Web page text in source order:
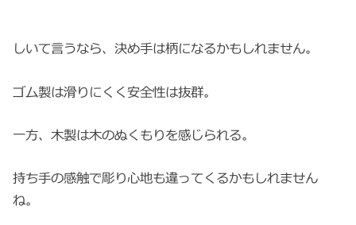
しいて言うなら、決め手は柄になるかもしれません。
ゴム製は滑りにくく安全性は抜群。
一方、木製は木のぬくもりを感じられる。
持ち手の感触で彫り心地も違ってくるかもしれません
ね。